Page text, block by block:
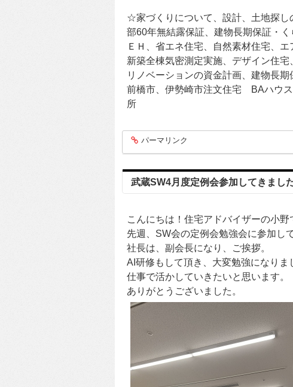
☆家づくりについて、設計、土地探し
部60年無結露保証、建物長期保証・
ＥＨ、省エネ住宅、自然素材住宅、
新築全棟気密測定実施、デザイン住
リノベーションの資金計画、建物長
前橋市、伊勢崎市注文住宅 BAハウ
所
entry418
パーマリンク
武蔵SW4月度定例会参加してきました
こんにちは！住宅アドバイザーの小野
先週、SW会の定例会勉強会に参加し
社長は、副会長になり、ご挨拶。
AI研修もして頂き、大変勉強になりま
仕事で活かしていきたいと思います。
ありがとうございました。